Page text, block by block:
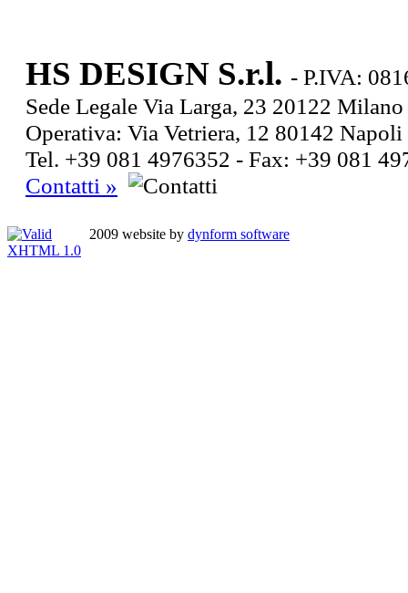
HS DESIGN S.r.l. - P.IVA:
Sede Legale Via Larga, 23 20122
Operativa: Via Vetriera, 12 80142 Napoli
Tel. +39 081 4976352 - Fax: +39 081
Contatti »
2009 website by dynform software